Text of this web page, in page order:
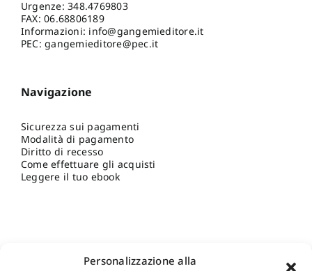
Personalizzazione alla
Urgenze:348.4769803
FAX: 06.68806189
Informazioni: info@gangemieditore.it
PEC: gangemieditore@pec.it
Navigazione
Sicurezza sui pagamenti
Modalità di pagamento
Diritto di recesso
Come effettuare gli acquisti
Leggere il tuo ebook